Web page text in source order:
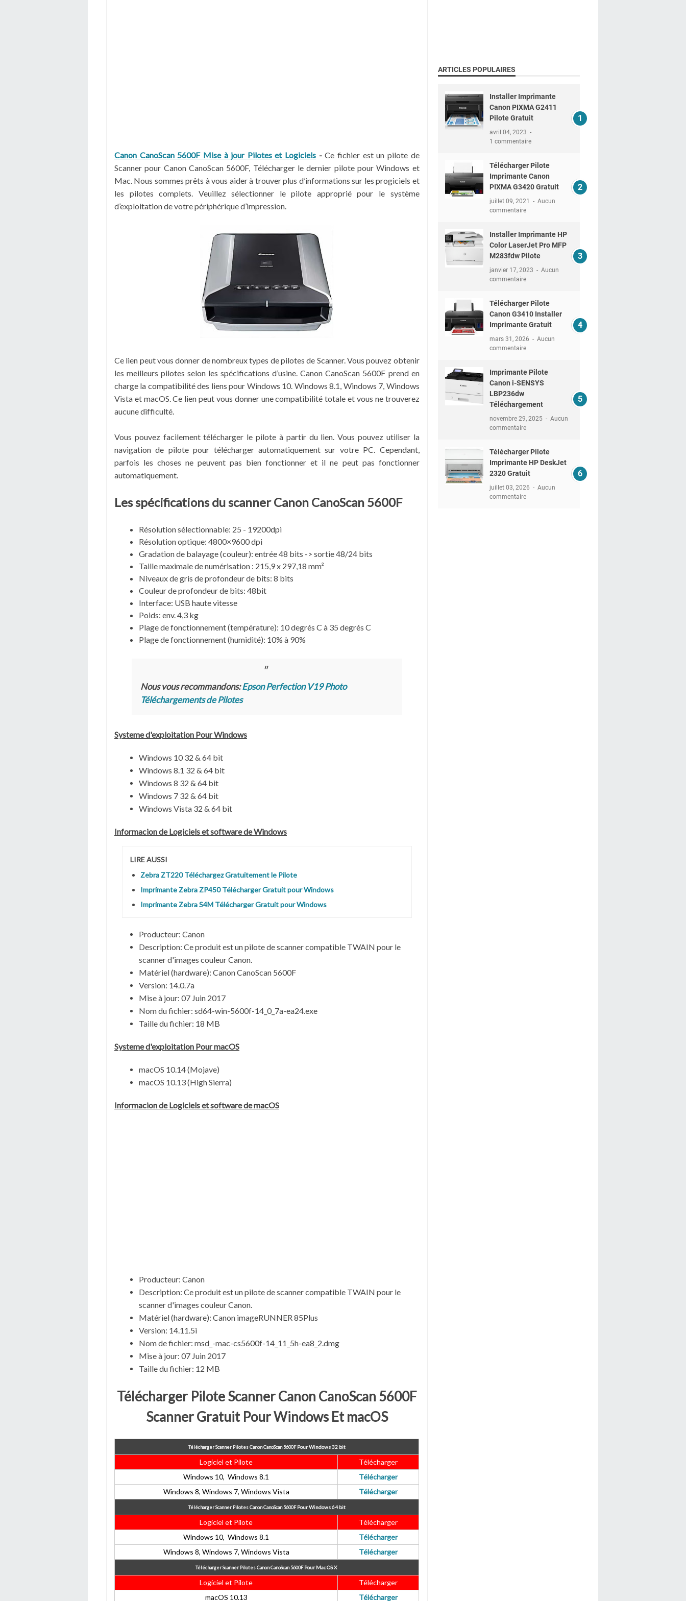
Canon CanoScan 5600F Mise à jour Pilotes et Logiciels -Ce fichier est un pilote de
Scanner pour Canon CanoScan 5600F, Télécharger le dernier pilote pour Windows et
Mac. Nous sommes prêts à vous aider à trouver plus d’informations sur les progiciels et
les pilotes complets. Veuillez sélectionner le pilote approprié pour le système
d’exploitation de votre périphérique d’impression.
Ce lien peut vous donner de nombreux types de pilotes de Scanner. Vous pouvez obtenir
les meilleurs pilotes selon les spécifications d’usine. Canon CanoScan 5600F prend en
charge la compatibilité des liens pour Windows 10. Windows 8.1, Windows 7, Windows
Vista et macOS.Ce lien peut vous donner une compatibilité totale et vous ne trouverez
aucune difficulté.
Vous pouvez facilement télécharger le pilote à partir du lien. Vous pouvez utiliser la
navigation de pilote pour télécharger automatiquement sur votre PC. Cependant,
parfois les choses ne peuvent pas bien fonctionner et il ne peut pas fonctionner
automatiquement.
Les spécifications du scanner Canon CanoScan 5600F
Résolution sélectionnable: 25 - 19200dpi
Résolution optique: 4800×9600 dpi
Gradation de balayage (couleur): entrée 48 bits -> sortie 48/24 bits
Taille maximale de numérisation : 215,9 x 297,18 mm²
Niveaux de gris de profondeur de bits: 8 bits
Couleur de profondeur de bits: 48bit
Interface: USB haute vitesse
Poids: env. 4,3 kg
Plage de fonctionnement (température): 10 degrés C à 35 degrés C
Plage de fonctionnement (humidité): 10% à 90%
Nous vous recommandons:Epson Perfection V19 Photo
Téléchargements de Pilotes
Systeme d'exploitation Pour Windows
Windows 10 32 & 64 bit
Windows 8.1 32 & 64 bit
Windows 8 32 & 64 bit
Windows 7 32 & 64 bit
Windows Vista 32 & 64 bit
Informacion de Logiciels et software de Windows
LIRE AUSSI
Zebra ZT220 Téléchargez Gratuitement le Pilote
Imprimante Zebra ZP450 Télécharger Gratuit pour Windows
Imprimante Zebra S4M Télécharger Gratuit pour Windows
Producteur: Canon
Description: Ce produit est un pilote de scanner compatible TWAIN pour le
scanner d'images couleur Canon.
Matériel (hardware): Canon CanoScan 5600F
Version: 14.0.7a
Mise à jour: 07 Juin 2017
Nom du fichier: sd64-win-5600f-14_0_7a-ea24.exe
Taille du fichier: 18 MB
Systeme d'exploitation PourmacOS
macOS 10.14 (Mojave)
macOS 10.13 (High Sierra)
Informacion de Logiciels et software de macOS
Producteur: Canon
Description: Ce produit est un pilote de scanner compatible TWAIN pour le
scanner d'images couleur Canon.
Matériel (hardware): Canon imageRUNNER 85Plus
Version: 14.11.5i
Nom de fichier: msd_-mac-cs5600f-14_11_5h-ea8_2.dmg
Mise à jour: 07 Juin 2017
Taille du fichier: 12 MB
Télécharger Pilote Scanner Canon CanoScan 5600F
Scanner Gratuit Pour Windows Et macOS
Télécharger Scanner Pilotes Canon CanoScan 5600FPourWindows 32 bit
Logiciel et Pilote
Télécharger
Windows 10, Windows 8.1
Télécharger
Windows 8, Windows 7, Windows Vista
Télécharger
Télécharger Scanner Pilotes Canon CanoScan 5600FPourWindows 64 bit
Logiciel et Pilote
Télécharger
Windows 10, Windows 8.1
Télécharger
Windows 8, Windows 7, Windows Vista
Télécharger
Télécharger Scanner Pilotes Canon CanoScan 5600FPourMac OS X
Logiciel et Pilote
Télécharger
macOS 10.13
Télécharger
ARTICLES POPULAIRES
Installer Imprimante
Canon PIXMA G2411
Pilote Gratuit
avril 04, 2023
1 commentaire
Télécharger Pilote
Imprimante Canon
PIXMA G3420 Gratuit
juillet 09, 2021
Aucun
commentaire
Installer Imprimante HP
Color LaserJet Pro MFP
M283fdw Pilote
janvier 17, 2023
Aucun
commentaire
Télécharger Pilote
Canon G3410 Installer
Imprimante Gratuit
mars 31, 2026
Aucun
commentaire
Imprimante Pilote
Canon i-SENSYS
LBP236dw
Téléchargement
novembre 29, 2025
Aucun
commentaire
Télécharger Pilote
Imprimante HP DeskJet
2320 Gratuit
juillet 03, 2026
Aucun
commentaire